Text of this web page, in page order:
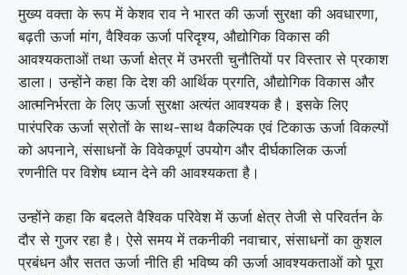
मुख्य वक्ता के रूप में केशव राव ने भारत की ऊर्जा सुरक्षा की अवधारणा,
बढ़ती ऊर्जा मांग, वैश्विक ऊर्जा परिदृश्य, औद्योगिक विकास की
आवश्यकताओं तथा ऊर्जा क्षेत्र में उभरती चुनौतियों पर विस्तार से प्रकाश
डाला। उन्होंने कहा कि देश की आर्थिक प्रगति, औद्योगिक विकास और
आत्मनिर्भरता के लिए ऊर्जा सुरक्षा अत्यंत आवश्यक है। इसके लिए
पारंपरिक ऊर्जा स्रोतों के साथ-साथ वैकल्पिक एवं टिकाऊ ऊर्जा विकल्पों
को अपनाने, संसाधनों के विवेकपूर्ण उपयोग और दीर्घकालिक ऊर्जा
रणनीति पर विशेष ध्यान देने की आवश्यकता है।
उन्होंने कहा कि बदलते वैश्विक परिवेश में ऊर्जा क्षेत्र तेजी से परिवर्तन के
दौर से गुजर रहा है। ऐसे समय में तकनीकी नवाचार, संसाधनों का कुशल
प्रबंधन और सतत ऊर्जा नीति ही भविष्य की ऊर्जा आवश्यकताओं को पूरा